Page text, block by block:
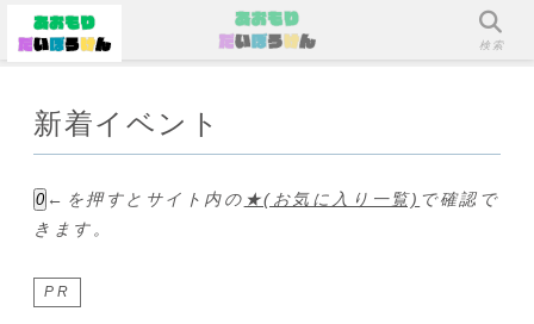
新着イベント
0 ←を押すとサイト内の ★(お気に入り一覧) で確認で
きます。
PR
メニュー 検索